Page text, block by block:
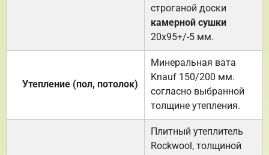
строганой доски
камерной сушки
20х95+/-5 мм.
Утепление (пол, потолок)
Минеральная вата
Knauf 150/200 мм.
согласно выбранной
толщине утепления.
Плитный утеплитель
Rockwool, толщиной